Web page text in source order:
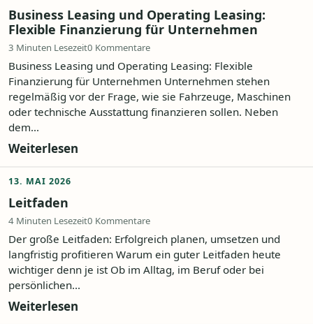
Business Leasing und Operating Leasing:
Flexible Finanzierung für Unternehmen
3 Minuten Lesezeit0 Kommentare
Business Leasing und Operating Leasing: Flexible
Finanzierung für Unternehmen Unternehmen stehen
regelmäßig vor der Frage, wie sie Fahrzeuge, Maschinen
oder technische Ausstattung finanzieren sollen. Neben
dem...
Weiterlesen
13. MAI 2026
Leitfaden
4 Minuten Lesezeit0 Kommentare
Der große Leitfaden: Erfolgreich planen, umsetzen und
langfristig profitieren Warum ein guter Leitfaden heute
wichtiger denn je ist Ob im Alltag, im Beruf oder bei
persönlichen...
Weiterlesen